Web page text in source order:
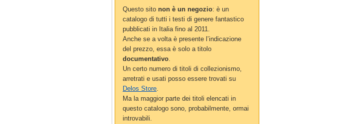
Questo sito non è un negozio: è un
catalogo di tutti i testi di genere fantastico
pubblicati in Italia fino al 2011.
Anche se a volta è presente l’indicazione
del prezzo, essa è solo a titolo
documentativo
Un certo numero di titoli di collezionismo,
arretrati e usati posso essere trovati su
Delos Store
Ma la maggior parte dei titoli elencati in
questo catalogo sono, probabilmente, ormai
introvabili.